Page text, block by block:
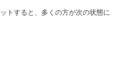
トすると、多くの方が次の状態に